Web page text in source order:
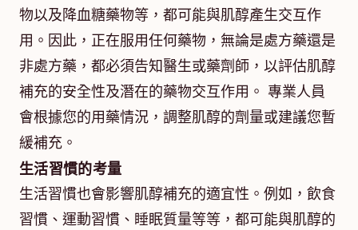
物以及降血糖藥物等，都可能與肌醇產生交互作
用。因此，正在服用任何藥物，無論是處方藥還是
非處方藥，都必須告知醫生或藥劑師，以評估肌醇
補充的安全性及潛在的藥物交互作用。 專業人員
會根據您的用藥情況，調整肌醇的劑量或建議您暫
緩補充。
生活習慣的考量
生活習慣也會影響肌醇補充的適宜性。例如，飲食
習慣、運動習慣、睡眠質量等等，都可能與肌醇的